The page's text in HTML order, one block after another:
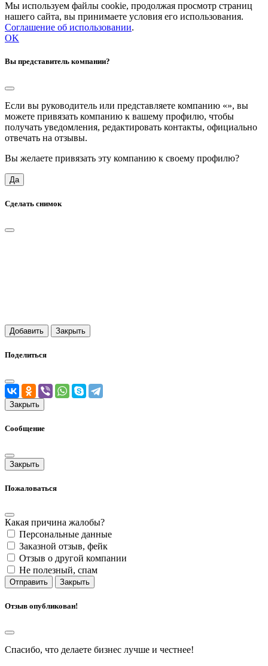
Мы используем файлы cookie, продолжая просмотр страниц
нашего сайта, вы принимаете условия его использования.
Соглашение об использовании.
OK
Вы представитель компании?
Если вы руководитель или представляете компанию «», вы
можете привязать компанию к вашему профилю, чтобы
получать уведомления, редактировать контакты, официально
отвечать на отзывы.
Вы желаете привязать эту компанию к своему профилю?
Да
Сделать снимок
Добавить Закрыть
Поделиться
Закрыть
Сообщение
Закрыть
Пожаловаться
Какая причина жалобы?
Персональные данные
Заказной отзыв, фейк
Отзыв о другой компании
Не полезный, спам
Отправить Закрыть
Отзыв опубликован!
Спасибо, что делаете бизнес лучше и честнее!